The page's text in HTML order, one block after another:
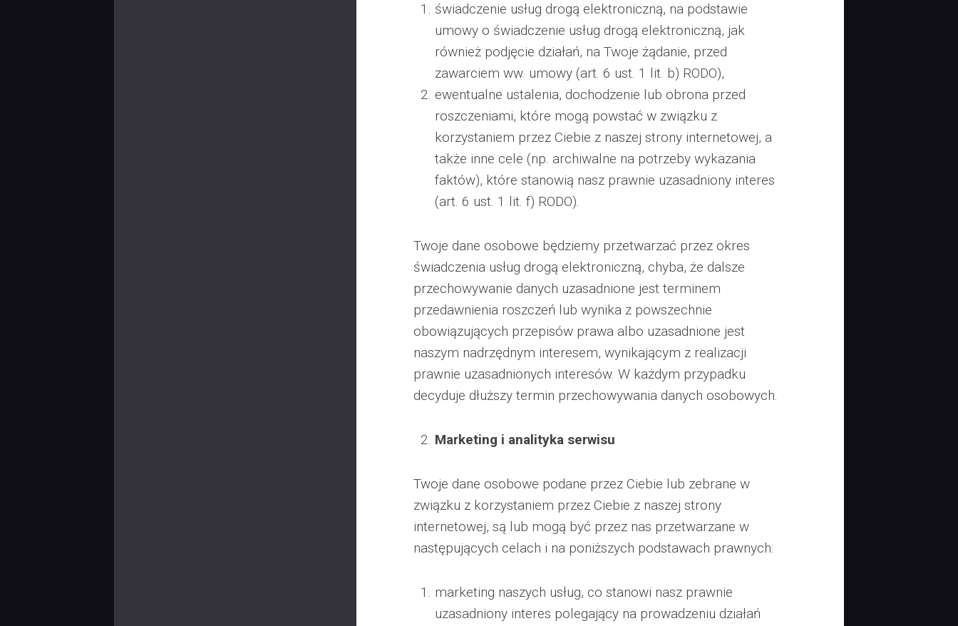
świadczenie usług drogą elektroniczną, na podstawie
umowy o świadczenie usług drogą elektroniczną, jak
również podjęcie działań, na Twoje żądanie, przed
zawarciem ww. umowy (art. 6 ust. 1 lit. b) RODO),
ewentualne ustalenia, dochodzenie lub obrona przed
roszczeniami, które mogą powstać w związku z
korzystaniem przez Ciebie z naszej strony internetowej, a
także inne cele (np. archiwalne na potrzeby wykazania
faktów), które stanowią nasz prawnie uzasadniony interes
(art. 6 ust. 1 lit. f) RODO).
Twoje dane osobowe będziemy przetwarzać przez okres
świadczenia usług drogą elektroniczną, chyba, że dalsze
przechowywanie danych uzasadnione jest terminem
przedawnienia roszczeń lub wynika z powszechnie
obowiązujących przepisów prawa albo uzasadnione jest
naszym nadrzędnym interesem, wynikającym z realizacji
prawnie uzasadnionych interesów. W każdym przypadku
decyduje dłuższy termin przechowywania danych osobowych.
Marketing i analityka serwisu
Twoje dane osobowe podane przez Ciebie lub zebrane w
związku z korzystaniem przez Ciebie z naszej strony
internetowej, są lub mogą być przez nas przetwarzane w
następujących celach i na poniższych podstawach prawnych:
marketing naszych usług, co stanowi nasz prawnie
uzasadniony interes polegający na prowadzeniu działań